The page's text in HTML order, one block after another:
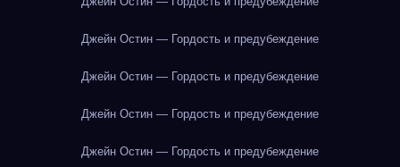
Джейн Остин — Гордость и предубеждение
Джейн Остин — Гордость и предубеждение
Джейн Остин — Гордость и предубеждение
Джейн Остин — Гордость и предубеждение